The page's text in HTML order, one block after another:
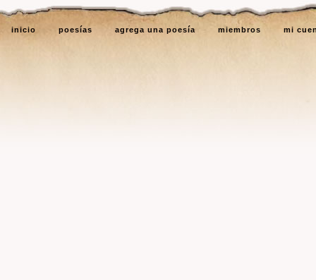
inicio poesías agrega una poesía miembros mi